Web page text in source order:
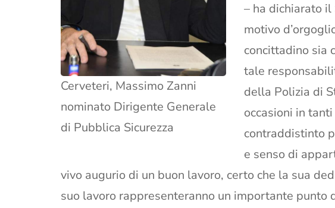
Cerveteri, Massimo Zanni
nominato Dirigente Generale
di Pubblica Sicurezza
– ha dichiarato il
motivo
concittadino sia
tale
della Polizia di
occasioni in
contraddistinto
e senso di
vivo augurio di un buon lavoro, certo che la sua
suo lavoro rappresenteranno un importante punto